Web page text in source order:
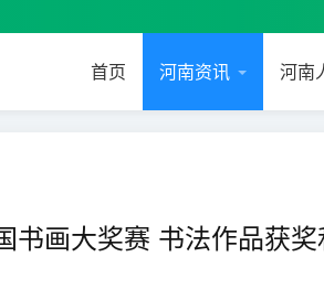
首页 河南资讯 河南
书画大奖赛 书法作品获